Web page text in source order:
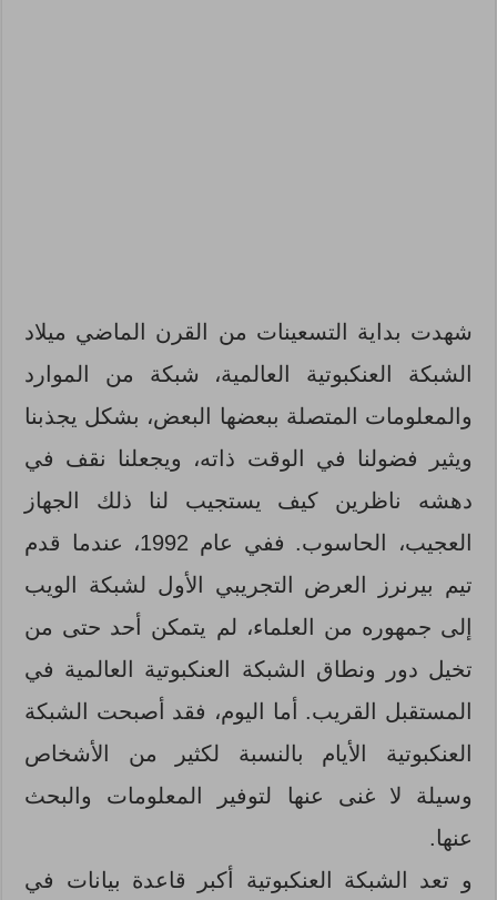
شهدت بداية التسعينات من القرن الماضي ميلاد
الشبكة العنكبوتية العالمية، شبكة من الموارد
والمعلومات المتصلة ببعضها البعض، بشكل يجذبنا
ويثير فضولنا في الوقت ذاته، ويجعلنا نقف في
دهشه ناظرين كيف يستجيب لنا ذلك الجهاز
العجيب، الحاسوب. ففي عام 1992، عندما قدم
تيم بيرنرز العرض التجريبي الأول لشبكة الويب
إلى جمهوره من العلماء، لم يتمكن أحد حتى من
تخيل دور ونطاق الشبكة العنكبوتية العالمية في
المستقبل القريب. أما اليوم، فقد أصبحت الشبكة
العنكبوتية الأيام بالنسبة لكثير من الأشخاص
وسيلة لا غنى عنها لتوفير المعلومات والبحث
عنها.
و تعد الشبكة العنكبوتية أكبر قاعدة بيانات في